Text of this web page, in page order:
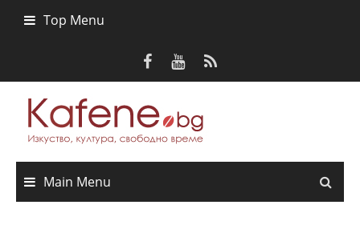
Top Menu
Main Menu